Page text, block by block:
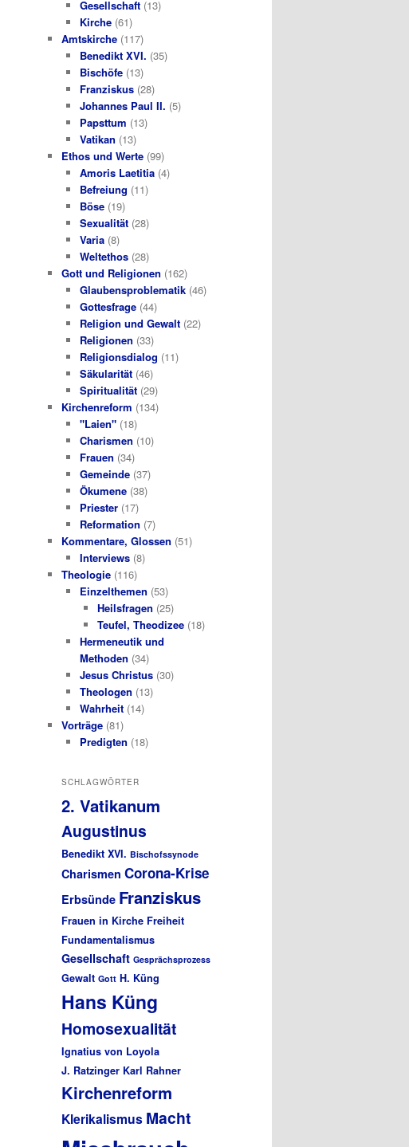
Gesellschaft(13)
Kirche(61)
Amtskirche (117)
Benedikt XVI. (35)
Bischöfe(13)
Franziskus(28)
Johannes Paul II. (5)
Papsttum (13)
Vatikan (13)
Ethos und Werte (99)
Amoris Laetitia(4)
Befreiung (11)
Böse(19)
Sexualität(28)
Varia(8)
Weltethos(28)
Gott und Religionen (162)
Glaubensproblematik(46)
Gottesfrage(44)
Religion und Gewalt(22)
Religionen (33)
Religionsdialog (11)
Säkularität(46)
Spiritualität(29)
Kirchenreform (134)
"Laien"(18)
Charismen (10)
Frauen (34)
Gemeinde(37)
Ökumene(38)
Priester(17)
Reformation (7)
Kommentare, Glossen (51)
Interviews(8)
Theologie (116)
Einzelthemen (53)
Heilsfragen (25)
Teufel, Theodizee (18)
Hermeneutik und
Methoden (34)
Jesus Christus(30)
Theologen (13)
Wahrheit(14)
Vorträge (81)
Predigten (18)
SCHLAGWÖRTER
2. Vatikanum
Augustinus
Benedikt XVI. Bischofssynode
Charismen Corona-Krise
Erbsünde Franziskus
Frauen in Kirche Freiheit
Fundamentalismus
Gesellschaft Gesprächsprozess
Gewalt Gott H. Küng
Hans Küng
Homosexualität
Ignatius von Loyola
J. Ratzinger Karl Rahner
Kirchenreform
Klerikalismus Macht